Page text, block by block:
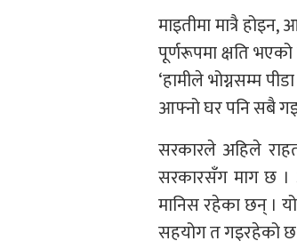
माइतीमा मात्रै
पूर्णरूपमा क्षति
‘हामीले भोग्नसम्म
आफ्नो घर पनि सबै
सरकारले अहिले
सरकारसँग माग छ ।
मानिस रहेका छन् ।
सहयोग त गइरहेको छ